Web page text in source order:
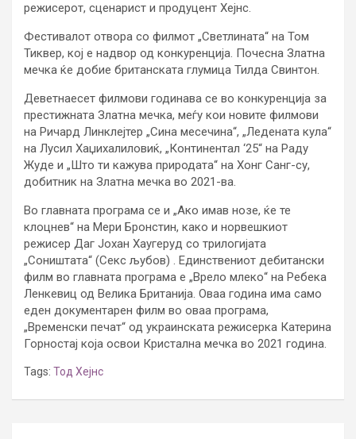
режисерот, сценарист и продуцент Хејнс.
Фестивалот отвора со филмот „Светлината“ на Том
Тиквер, кој е надвор од конкуренција. Почесна Златна
мечка ќе добие британската глумица Тилда Свинтон.
Деветнаесет филмови годинава се во конкуренција за
престижната Златна мечка, меѓу кои новите филмови
на Ричард Линклејтер „Сина месечина“, „Ледената кула“
на Лусил Хаџихалиловиќ, „Континентал ‘25“ на Раду
Жуде и „Што ти кажува природата“ на Хонг Санг-су,
добитник на Златна мечка во 2021-ва.
Во главната програма се и „Ако имав нозе, ќе те
клоцнев“ на Мери Бронстин, како и норвешкиот
режисер Даг Јохан Хаугеруд со трилогијата
„Соништата“ (Секс љубов) . Единствениот дебитански
филм во главната програма е „Врело млеко“ на Ребека
Ленкевиц од Велика Британија. Оваа година има само
еден документарен филм во оваа програма,
„Временски печат“ од украинската режисерка Катерина
Горностај која освои Кристална мечка во 2021 година.
Tags: Тод Хејнс